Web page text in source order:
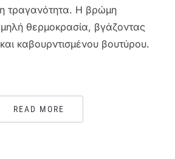
τραγανότητα. Η βρώμη
θερμοκρασία, βγάζοντας
καβουρντισμένου βουτύρου.
READ MORE